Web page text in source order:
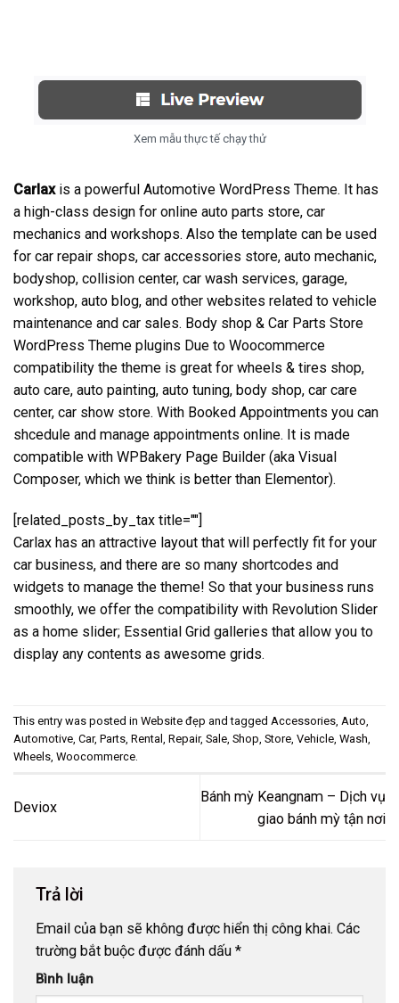
Xem mẫu thực tế chạy thử
Carlaxis a powerful Automotive WordPress Theme. It has
a high-class design for online auto parts store, car
mechanics and workshops. Also the template can be used
for car repair shops, car accessories store, auto mechanic,
bodyshop, collision center, car wash services, garage,
workshop, auto blog, and other websites related to vehicle
maintenance and car sales. Body shop & Car Parts Store
WordPress Theme plugins Due to Woocommerce
compatibility the theme is great for wheels & tires shop,
auto care, auto painting, auto tuning, body shop, car care
center, car show store. With Booked Appointments you can
shcedule and manage appointments online. It is made
compatible with WPBakery Page Builder (aka Visual
Composer, which we think is better than Elementor).
[related_posts_by_tax title=""]
Carlax has an attractive layout that will perfectly fit for your
car business, and there are so many shortcodes and
widgets to manage the theme! So that your business runs
smoothly, we offer the compatibility with Revolution Slider
as a home slider; Essential Grid galleries that allow you to
display any contents as awesome grids.
This entry was posted in Website đẹp and tagged Accessories Auto
Automotive Car, Parts Rental Repair, Sale Shop Store Vehicle Wash
Wheels Woocommerce
Deviox
Bánh mỳ Keangnam – Dịch vụ
giao bánh mỳ tận nơi
Trả lời
Email của bạn sẽ không được hiển thị công khai. Các
trường bắt buộc được đánh dấu *
Bình luận